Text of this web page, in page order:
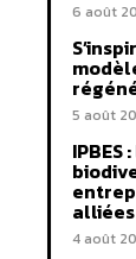
6 août
5 août
IPBES
4 août